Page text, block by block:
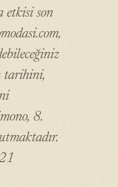
etkisi son
tarihini,
8.